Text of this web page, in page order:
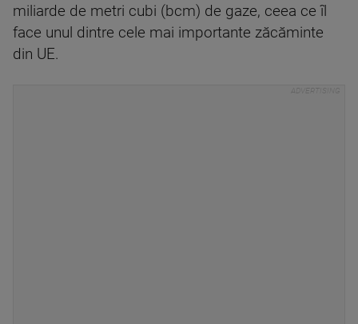
miliarde de metri cubi (bcm) de gaze, ceea ce îl
face unul dintre cele mai importante zăcăminte
din UE.